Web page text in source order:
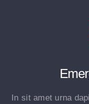
In sit amet urna